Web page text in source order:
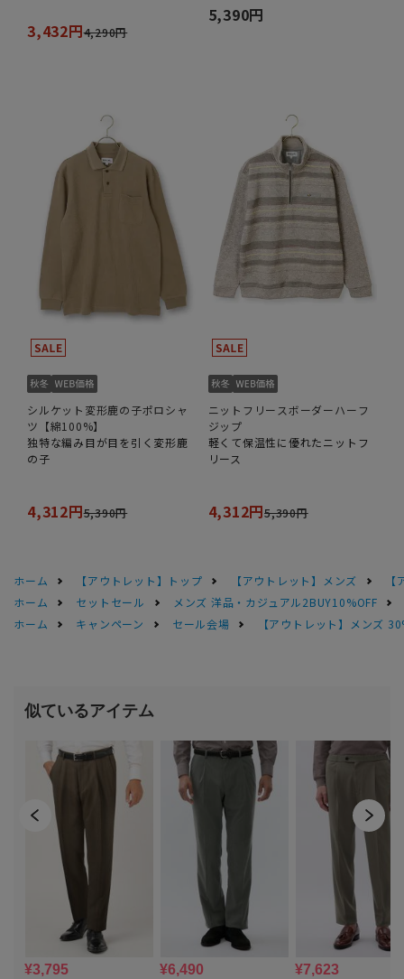
3,432円4,290円
5,390円
シルケット変形鹿の子ポロシャ
ツ【綿100%】
独特な編み目が目を引く変形鹿
の子
4,312円5,390円
ニットフリースボーダーハーフ
ジップ
軽くて保温性に優れたニットフ
リース
4,312円5,390円
ホーム 【アウトレット】トップ 【アウトレット】メンズ
ホーム
セットセール
メンズ 洋品・カジュアル2BUY10%OFF
ホーム
キャンペーン セール会場 【アウトレット】メンズ